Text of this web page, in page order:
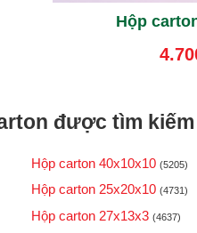
Hộp
được tìm
Hộp carton 40x10x10 (5205)
Hộp carton 25x20x10 (4731)
Hộp carton 27x13x3 (4637)